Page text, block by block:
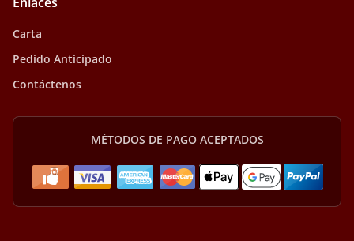
Carta
Pedido Anticipado
Contáctenos
MÉTODOS DE PAGO ACEPTADOS